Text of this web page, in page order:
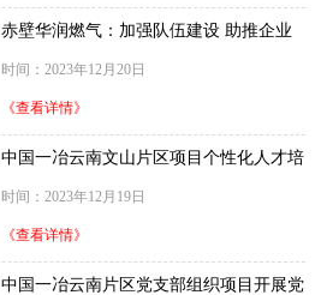
赤壁华润燃气：加强队伍建设 助推企业
时间：2023年12月20日
《查看详情》
中国一冶云南文山片区项目个性化人才培
时间：2023年12月19日
《查看详情》
中国一冶云南片区党支部组织项目开展党